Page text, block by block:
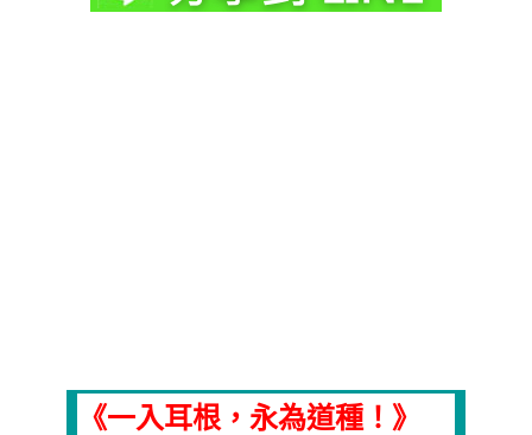
《一入耳根，永為道種！》